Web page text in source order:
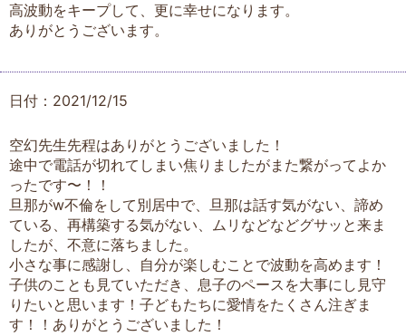
高波動をキープして、更に幸せになります。
ありがとうございます。
日付：2021/12/15
空幻先生先程はありがとうございました！
途中で電話が切れてしまい焦りましたがまた繋がってよか
ったです〜！！
旦那がw不倫をして別居中で、旦那は話す気がない、諦め
ている、再構築する気がない、ムリなどなどグサッと来ま
したが、不意に落ちました。
小さな事に感謝し、自分が楽しむことで波動を高めます！
子供のことも見ていただき、息子のペースを大事にし見守
りたいと思います！子どもたちに愛情をたくさん注ぎま
す！！ありがとうございました！